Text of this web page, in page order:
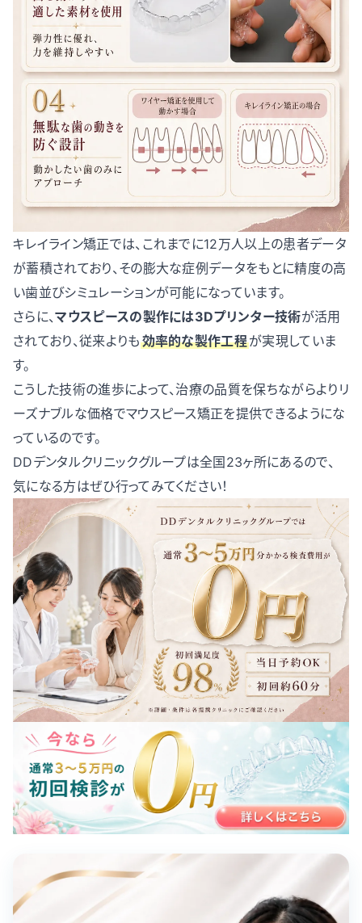
キレイライン矯正では、これまでに12万人以上の患者データ
が蓄積されており、その膨大な症例データをもとに精度の高
い歯並びシミュレーションが可能になっています。
さらに、マウスピースの製作には3Dプリンター技術が活用
されており、従来よりも効率的な製作工程が実現していま
す。
こうした技術の進歩によって、治療の品質を保ちながらよりリ
ーズナブルな価格でマウスピース矯正を提供できるようにな
っているのです。
DDデンタルクリニックグループは全国23ヶ所にあるので、
気になる方はぜひ行ってみてください！